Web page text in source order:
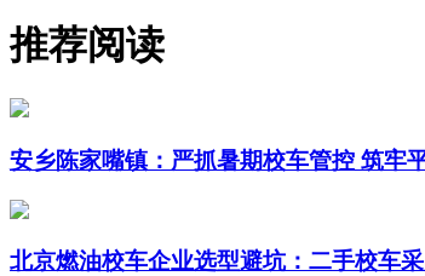
推荐阅读
安乡陈家嘴镇：严抓暑期校车管控 筑牢
北京燃油校车企业选型避坑：二手校车